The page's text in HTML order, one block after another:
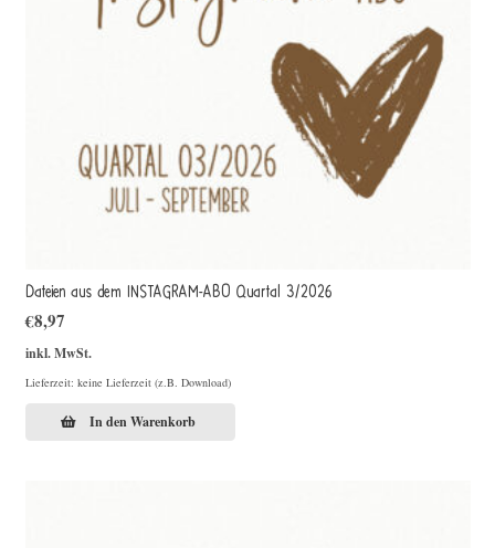
Dateien aus dem INSTAGRAM-ABO Quartal 3/2026
€8,97
inkl. MwSt.
Lieferzeit: keine Lieferzeit (z.B. Download)
In den Warenkorb